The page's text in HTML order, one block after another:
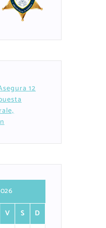
12
V S
D